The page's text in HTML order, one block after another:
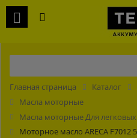
Главная страница Каталог
Масла моторные
Масла моторные Для
Моторное масло ARECA F7012